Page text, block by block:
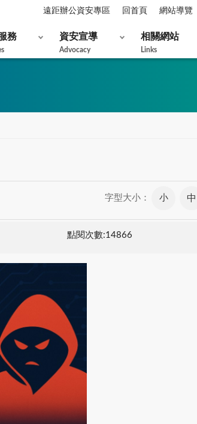
遠距辦公資安專區 回首頁 網站導覽
務 資安宣導
Advocacy
相關網站
Links
字型大小： 小 中
點閱次數:14866